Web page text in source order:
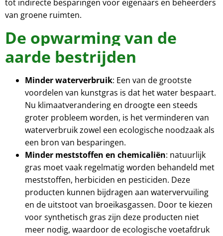
tot indirecte besparingen voor eigenaars en beheerders
van groene ruimten.
De opwarming van de
aarde bestrijden
Minder waterverbruik: Een van de grootste
voordelen van kunstgras is dat het water bespaart.
Nu klimaatverandering en droogte een steeds
groter probleem worden, is het verminderen van
waterverbruik zowel een ecologische noodzaak als
een bron van besparingen.
Minder meststoffen en chemicaliën: natuurlijk
gras moet vaak regelmatig worden behandeld met
meststoffen, herbiciden en pesticiden. Deze
producten kunnen bijdragen aan watervervuiling
en de uitstoot van broeikasgassen. Door te kiezen
voor synthetisch gras zijn deze producten niet
meer nodig, waardoor de ecologische voetafdruk